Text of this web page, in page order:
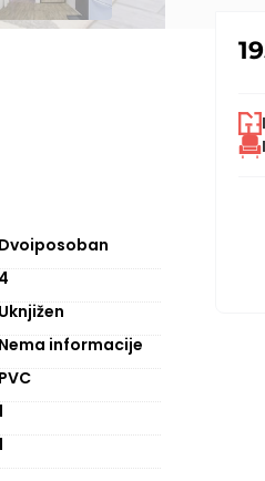
Dvoiposoban
4
Uknjižen
Nema informacije
PVC